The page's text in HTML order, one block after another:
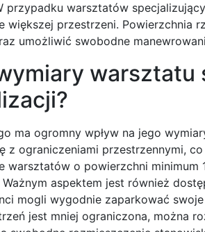
przypadku warsztatów
większej przestrzeni. Powierzchnia
umożliwić swobodne
warsztatu
ma ogromny wpływ na jego
ograniczeniami przestrzennymi,
warsztatów o powierzchni minimum
aspektem jest również
mogli wygodnie zaparkować
jest mniej ograniczona, można